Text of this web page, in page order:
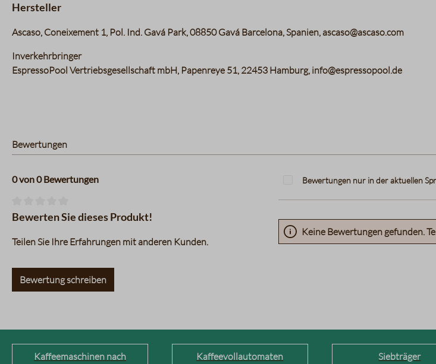
Hersteller
Ascaso, Coneixement 1, Pol. Ind. Gavá Park, 08850 Gavá Barcelona, Spanien, ascaso@ascaso.com
Inverkehrbringer
EspressoPool Vertriebsgesellschaft mbH, Papenreye 51, 22453 Hamburg, info@espressopool.de
Bewertungen
0 von 0 Bewertungen
Durchschnittliche Bewertung von 0 von 5 Sternen
Bewerten Sie dieses Produkt!
Teilen Sie Ihre Erfahrungen mit anderen Kunden.
Bewertung schreiben
Bewertungen nur in der aktuellen
Keine Bewertungen gefunden.
Kaffeemaschinen nach
Kaffeevollautomaten Siebträger